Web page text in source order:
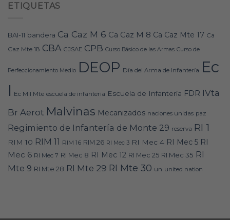
ETIQUETAS
BAI-11 bandera Ca Caz M 6 Ca Caz M 8 Ca Caz Mte 17 Ca
Caz Mte 18 CBA CJSAE CPB Curso Básico de las Armas Curso de
Perfeccionamiento Medio DEOP Día del Arma de Infantería Ec
I Ec Mil Mte escuela de infanteria Escuela de Infantería FDR IVta
Br Aerot Malvinas Mecanizados naciones unidas paz
Regimiento de Infantería de Monte 29 reserva RI 1
RIM 10 RIM 11 RIM 16 RIM 26 RI Mec 3 RI Mec 4 RI Mec 5 RI
Mec 6 RI Mec 7 RI Mec 8 RI Mec 12 RI Mec 25 RI Mec 35 RI
Mte 9 RI Mte 28 RI Mte 29 RI Mte 30 un united nation